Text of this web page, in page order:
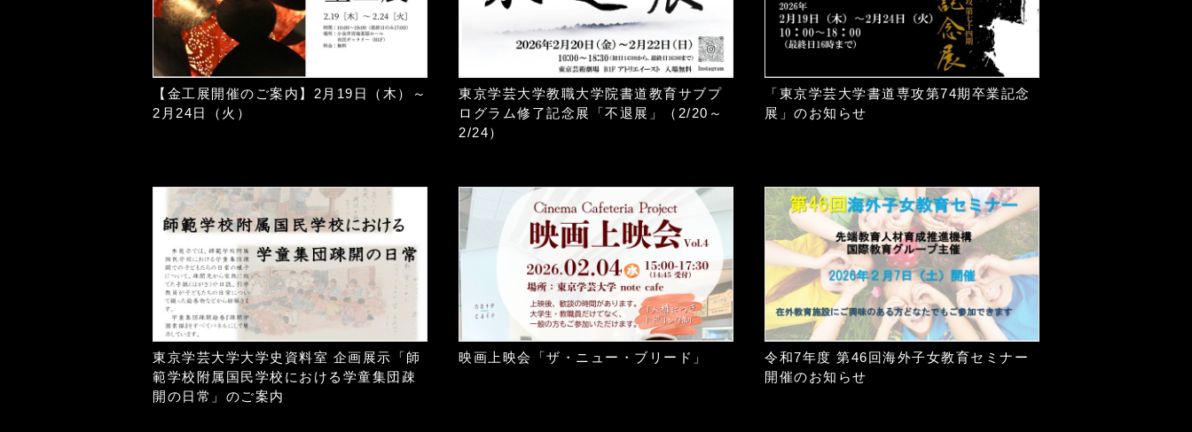
【金工展開催のご案内】2月19日（木）～
2月24日（火）
東京学芸大学教職大学院書道教育サブプ
ログラム修了記念展「不退展」（2/20～
2/24）
「東京学芸大学書道専攻第74期卒業記念
展」のお知らせ
東京学芸大学大学史資料室 企画展示「師
範学校附属国民学校における学童集団疎
開の日常」のご案内
映画上映会「ザ・ニュー・ブリード」
令和7年度 第46回海外子女教育セミナー
開催のお知らせ